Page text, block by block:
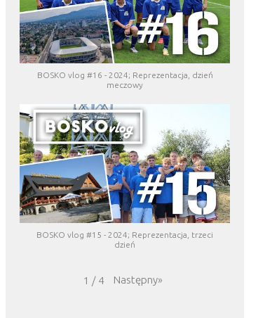
BOSKO vlog #16 - 2024; Reprezentacja, dzień
meczowy
BOSKO vlog #15 - 2024; Reprezentacja, trzeci
dzień
1 / 4 Następny»